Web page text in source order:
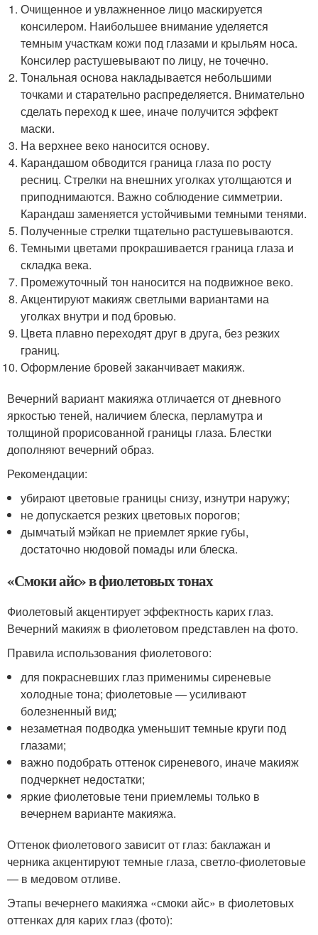
Очищенное и увлажненное лицо маскируется
консилером. Наибольшее внимание уделяется
темным участкам кожи под глазами и крыльям носа.
Консилер растушевывают по лицу, не точечно.
Тональная основа накладывается небольшими
точками и старательно распределяется. Внимательно
сделать переход к шее, иначе получится эффект
маски.
На верхнее веко наносится основу.
Карандашом обводится граница глаза по росту
ресниц. Стрелки на внешних уголках утолщаются и
приподнимаются. Важно соблюдение симметрии.
Карандаш заменяется устойчивыми темными тенями.
Полученные стрелки тщательно растушевываются.
Темными цветами прокрашивается граница глаза и
складка века.
Промежуточный тон наносится на подвижное веко.
Акцентируют макияж светлыми вариантами на
уголках внутри и под бровью.
Цвета плавно переходят друг в друга, без резких
границ.
Оформление бровей заканчивает макияж.
Вечерний вариант макияжа отличается от дневного
яркостью теней, наличием блеска, перламутра и
толщиной прорисованной границы глаза. Блестки
дополняют вечерний образ.
Рекомендации:
убирают цветовые границы снизу, изнутри наружу;
не допускается резких цветовых порогов;
дымчатый мэйкап не приемлет яркие губы,
достаточно нюдовой помады или блеска.
«Смоки айс» в фиолетовых тонах
Фиолетовый акцентирует эффектность карих глаз.
Вечерний макияж в фиолетовом представлен на фото.
Правила использования фиолетового:
для покрасневших глаз применимы сиреневые
холодные тона; фиолетовые — усиливают
болезненный вид;
незаметная подводка уменьшит темные круги под
глазами;
важно подобрать оттенок сиреневого, иначе макияж
подчеркнет недостатки;
яркие фиолетовые тени приемлемы только в
вечернем варианте макияжа.
Оттенок фиолетового зависит от глаз: баклажан и
черника акцентируют темные глаза, светло-фиолетовые
— в медовом отливе.
Этапы вечернего макияжа «смоки айс» в фиолетовых
оттенках для карих глаз (фото):